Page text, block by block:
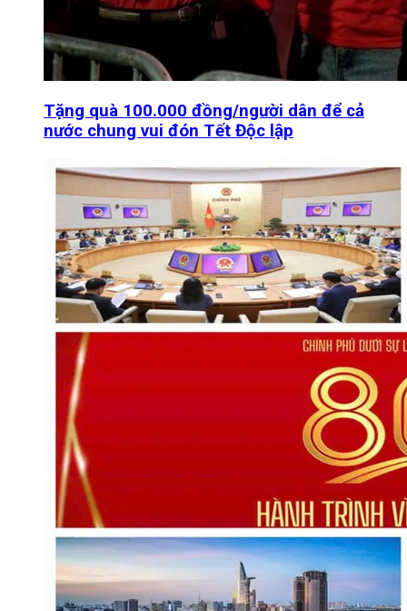
Tặng quà 100.000 đồng/người dân để cả
nước chung vui đón Tết Độc lập